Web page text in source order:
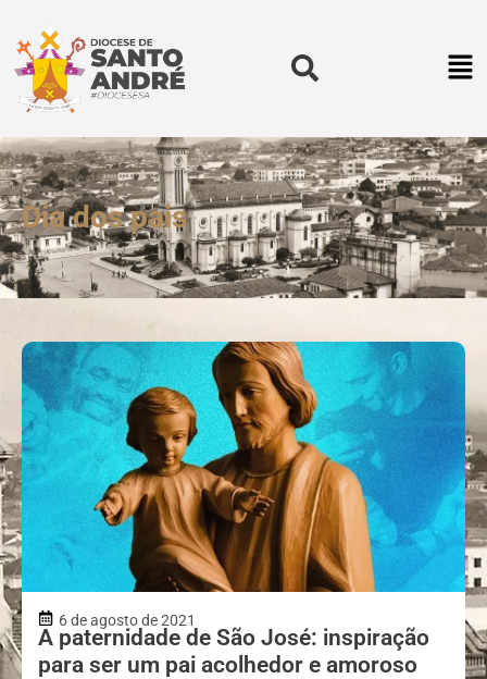
Dia dos pais
6 de agosto de 2021
A paternidade de São José: inspiração
para ser um pai acolhedor e amoroso